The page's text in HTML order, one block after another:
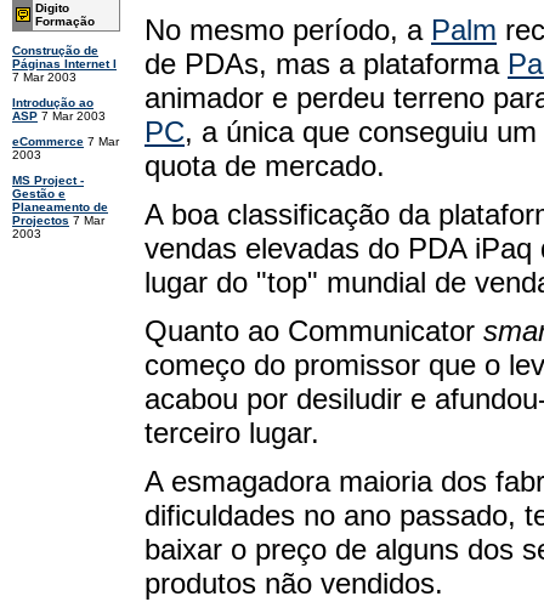
Digito
Formação
Construção de
Páginas Internet I
7 Mar 2003
Introdução ao
ASP 7 Mar 2003
eCommerce 7 Mar
2003
MS Project -
Gestão e
Planeamento de
Projectos 7 Mar
2003
No mesmo período, a Palm
de PDAs, mas a plataforma
animador e perdeu terreno
PC, a única que conseguiu
quota de mercado.
A boa classificação da
vendas elevadas do PDA
lugar do "top" mundial de
Quanto ao Communicator
começo do promissor que o
acabou por desiludir e
terceiro lugar.
A esmagadora maioria dos
dificuldades no ano passado,
baixar o preço de alguns dos
produtos não vendidos.